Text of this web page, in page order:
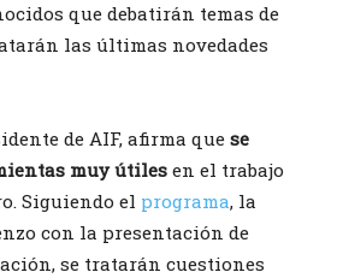
que debatirán temas de
las últimas novedades
de AIF, afirma que se
muy útiles en el trabajo
Siguiendo el programa, la
con la presentación de
se tratarán cuestiones